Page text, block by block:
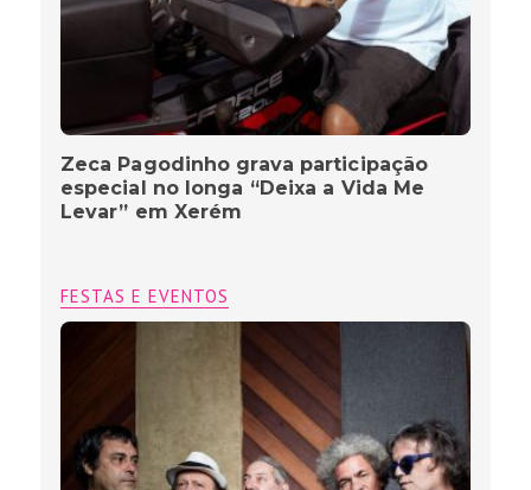
Zeca Pagodinho grava participação
especial no longa “Deixa a Vida Me
Levar” em Xerém
FESTAS E EVENTOS